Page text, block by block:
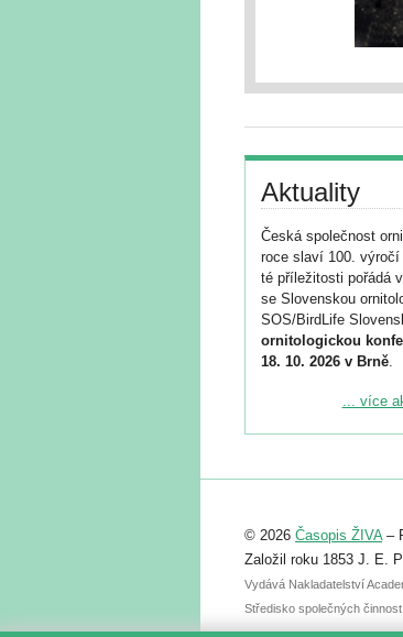
Aktuality
Česká společnost
roce slaví 100.
té příležitosti pořádá
se Slovenskou
SOS/BirdLife
ornitologickou
18. 10. 2026 v Brně.
Podrobnější
Registrovat se
abstraktu přihlášené
posteru je už 30.
... více
© 2026 Časopis ŽIVA–
Založil roku 1853 J. E.
Vydává Nakladatelství
Středisko společných